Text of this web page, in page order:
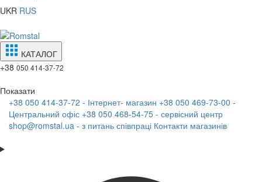
UKR RUS
КАТАЛОГ
+38 050 414-37-72
Показати
+38 050 414-37-72 - Інтернет- магазин +38 050 469-73-00 -
Центральний офіс +38 050 468-54-75 - сервісний центр
shop@romstal.ua - з питань співпраці Контакти магазинів